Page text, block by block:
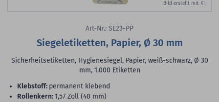
Bild erstellt mit KI
Art-Nr.: SE23-PP
Siegeletiketten, Papier, Ø 30 mm
Sicherheitsetiketten, Hygienesiegel, Papier, weiß-schwarz, Ø 30
mm, 1.000 Etiketten
Klebstoff: permanent klebend
Rollenkern:1,57 Zoll (40 mm)